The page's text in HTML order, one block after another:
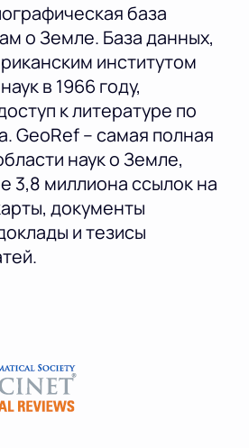
база
о Земле. База данных,
институтом
в 1966 году,
к литературе по
GeoRef – самая полная
наук о Земле,
3,8 миллиона ссылок на
документы
и тезисы